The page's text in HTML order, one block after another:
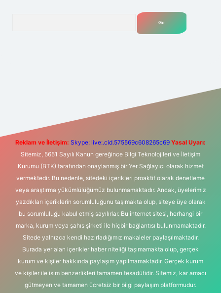
m elexbet
Reklam ve İletişim: Skype: live:.cid.575569c608265c69 Yasal Uyarı:
Sitemiz, 5651 Sayılı Kanun gereğince Bilgi Teknolojileri ve İletişim
Kurumu (BTK) tarafından onaylanmış bir Yer Sağlayıcı olarak hizmet
vermektedir. Bu nedenle, sitedeki içerikleri proaktif olarak denetleme
veya araştırma yükümlülüğümüz bulunmamaktadır. Ancak, üyelerimiz
yazdıkları içeriklerin sorumluluğunu taşımakta olup, siteye üye olarak
bu sorumluluğu kabul etmiş sayılırlar. Bu internet sitesi, herhangi bir
marka, kurum veya şahıs şirketi ile hiçbir bağlantısı bulunmamaktadır.
Sitede yalnızca kendi hazırladığımız makaleler paylaşılmaktadır.
Burada yer alan içerikler haber niteliği taşımamakta olup, gerçek
kurum ve kişiler hakkında paylaşım yapılmamaktadır. Gerçek kurum
ve kişiler ile isim benzerlikleri tamamen tesadüfidir. Sitemiz, kar amacı
gütmeyen ve tamamen ücretsiz bir bilgi paylaşım platformudur.